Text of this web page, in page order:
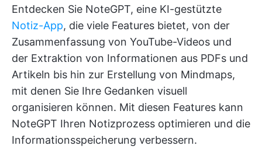
Entdecken Sie NoteGPT, eine KI-gestützte
Notiz-App, die viele Features bietet, von der
Zusammenfassung von YouTube-Videos und
der Extraktion von Informationen aus PDFs und
Artikeln bis hin zur Erstellung von Mindmaps,
mit denen Sie Ihre Gedanken visuell
organisieren können. Mit diesen Features kann
NoteGPT Ihren Notizprozess optimieren und die
Informationsspeicherung verbessern.